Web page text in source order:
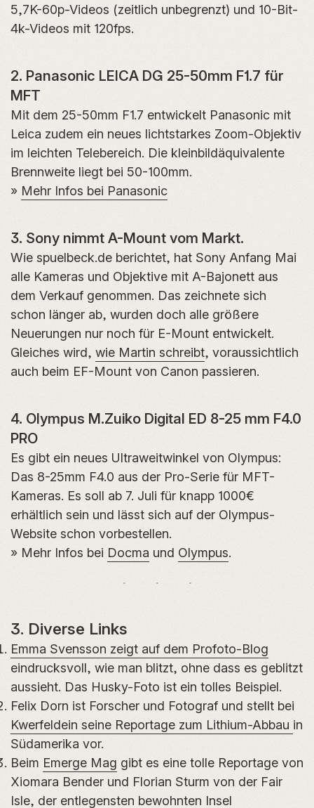
5,7K-60p-Videos (zeitlich unbegrenzt) und 10-Bit-
4k-Videos mit 120fps.
2. Panasonic LEICA DG 25-50mm F1.7 für
MFT
Mit dem 25-50mm F1.7 entwickelt Panasonic mit
Leica zudem ein neues lichtstarkes Zoom-Objektiv
im leichten Telebereich. Die kleinbildäquivalente
Brennweite liegt bei 50-100mm.
» Mehr Infos bei Panasonic
3. Sony nimmt A-Mount vom Markt.
Wie spuelbeck.de berichtet, hat Sony Anfang Mai
alle Kameras und Objektive mit A-Bajonett aus
dem Verkauf genommen. Das zeichnete sich
schon länger ab, wurden doch alle größere
Neuerungen nur noch für E-Mount entwickelt.
Gleiches wird, wie Martin schreibt, voraussichtlich
auch beim EF-Mount von Canon passieren.
4. Olympus M.Zuiko Digital ED 8-25 mm F4.0
PRO
Es gibt ein neues Ultraweitwinkel von Olympus:
Das 8-25mm F4.0 aus der Pro-Serie für MFT-
Kameras. Es soll ab 7. Juli für knapp 1000€
erhältlich sein und lässt sich auf der Olympus-
Website schon vorbestellen.
» Mehr Infos bei Docma und Olympus.
3. Diverse Links
Emma Svensson zeigt auf dem Profoto-Blog
eindrucksvoll, wie man blitzt, ohne dass es geblitzt
aussieht. Das Husky-Foto ist ein tolles Beispiel.
Felix Dorn ist Forscher und Fotograf und stellt bei
Kwerfeldein seine Reportage zum Lithium-Abbau in
Südamerika vor.
Beim Emerge Mag gibt es eine tolle Reportage von
Xiomara Bender und Florian Sturm von der Fair
Isle, der entlegensten bewohnten Insel